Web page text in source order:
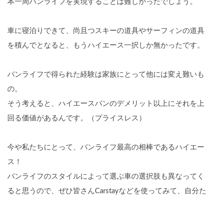
本一周バンライフを実現することは難しかったでしょう。
車に寝泊りできて、尚且つスキーの道具やサーフィンの道具
を積んでとなると、もうハイエース一択しか無かったです。
バンライフで得られた経験は家族にとって他には変え難いも
の。
そう考えると、ハイエースバンのデメリット以上にそれを上
回る価値があるんです。（プライスレス）
今や私たちにとって、バンライフ最高の相棒であるハイエー
ス！
バンライフのスタイルによって選ぶ車の選択肢も異なってく
ると思うので、ぜひ皆さんCarstayなどを使ってみて、自分た